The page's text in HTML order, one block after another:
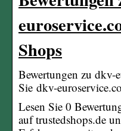
Shops
Bewertungen zu dkv-
Sie dkv-
Lesen Sie 0
auf trustedshops.de